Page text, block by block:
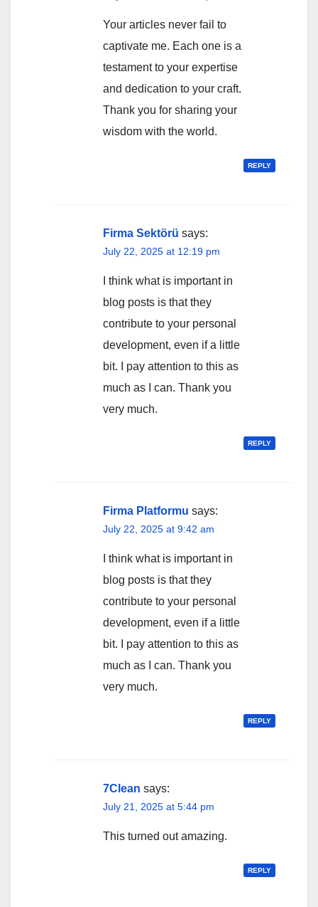
Your articles never fail to
captivate me. Each one is a
testament to your expertise
and dedication to your craft.
Thank you for sharing your
wisdom with the world.
REPLY
Firma Sektörü says:
July 22, 2025 at 12:19 pm
I think what is important in
blog posts is that they
contribute to your personal
development, even if a little
bit. I pay attention to this as
much as I can. Thank you
very much.
REPLY
Firma Platformu says:
July 22, 2025 at 9:42 am
I think what is important in
blog posts is that they
contribute to your personal
development, even if a little
bit. I pay attention to this as
much as I can. Thank you
very much.
REPLY
7Clean says:
July 21, 2025 at 5:44 pm
This turned out amazing.
REPLY